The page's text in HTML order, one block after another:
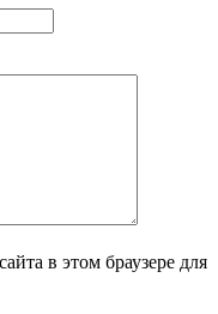
в этом браузере для